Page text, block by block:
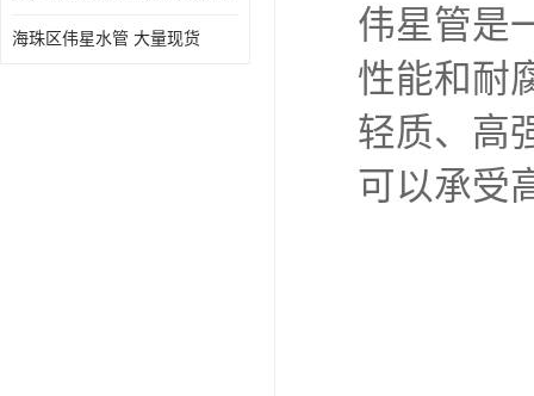
海珠区伟星水管 大量现货
伟星管是
性能和耐
轻质、高
可以承受